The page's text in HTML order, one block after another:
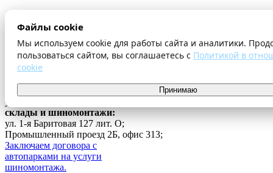
Файлы cookie
Мы используем cookie для работы сайта и аналитики.
пользоваться сайтом, вы соглашаетесь с Политикой в
cookie
Принимаю
Оплата и доставка
Шиномонтаж
Контакты
...
ул. Ферганская 16, офис 209;
склады и шиномонтажи:
ул. 1-я Баритовая 127 лит. О;
Промышленный проезд 2Б, офис 313;
Заключаем договора с
автопарками на услуги
шиномонтажа.